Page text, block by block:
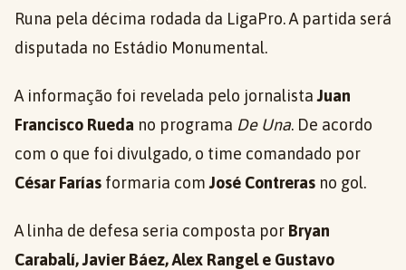
Runa pela décima rodada da LigaPro. A partida será
disputada no Estádio Monumental.
A informação foi revelada pelo jornalistaJuan
Francisco Rueda no programa De Una. De acordo
com o que foi divulgado, o time comandado por
César Farías formaria comJosé Contreras no gol.
A linha de defesa seria composta por Bryan
Carabalí, Javier Báez, Alex Rangel e Gustavo